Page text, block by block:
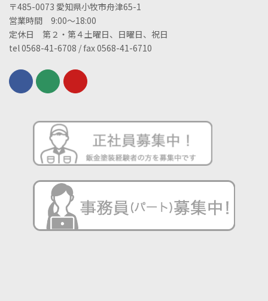
〒485-0073 愛知県小牧市舟津65-1
営業時間 9:00～18:00
定休日 第２・第４土曜日、日曜日、祝日
tel 0568-41-6708 / fax 0568-41-6710